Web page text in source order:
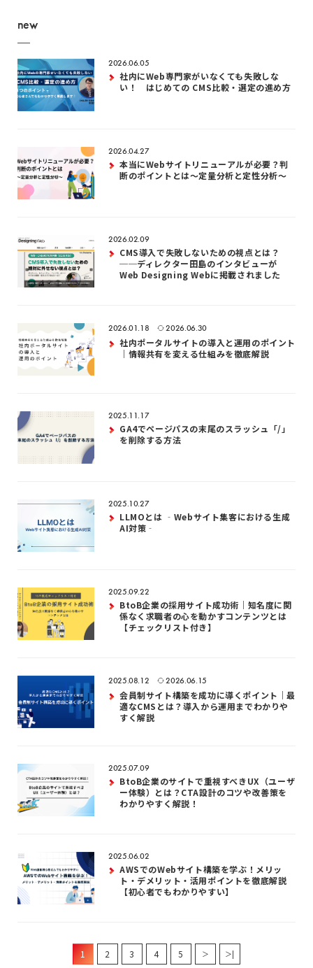
new
2026.06.05
社内にWeb専門家がいなくても失敗しな
い！ はじめての CMS比較・選定の進め方
2026.04.27
本当にWebサイトリニューアルが必要？判
断のポイントとは～定量分析と定性分析～
2026.02.09
CMS導入で失敗しないための視点とは？
──ディレクター田島のインタビューが
Web Designing Webに掲載されました
2026.01.18 2026.06.30
社内ポータルサイトの導入と運用のポイント
｜情報共有を変える仕組みを徹底解説
2025.11.17
GA4でページパスの末尾のスラッシュ「/」
を削除する方法
2025.10.27
LLMOとは ‐Webサイト集客における生成
AI対策‐
2025.09.22
BtoB企業の採用サイト成功術｜知名度に関
係なく求職者の心を動かすコンテンツとは
【チェックリスト付き】
2025.08.12 2026.06.15
会員制サイト構築を成功に導くポイント｜最
適なCMSとは？導入から運用までわかりや
すく解説
2025.07.09
BtoB企業のサイトで重視すべきUX（ユーザ
ー体験）とは？CTA設計のコツや改善策を
わかりやすく解説！
2025.06.02
AWSでのWebサイト構築を学ぶ！メリッ
ト・デメリット・活用ポイントを徹底解説
【初心者でもわかりやすい】
1 2 3 4 5 ＞ ＞|